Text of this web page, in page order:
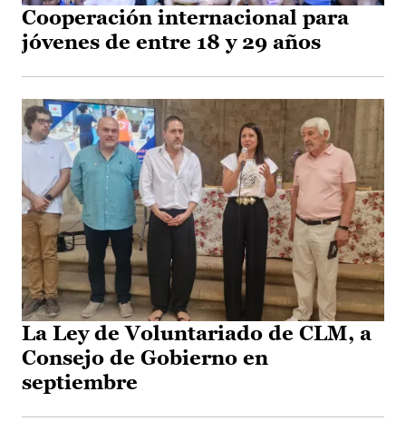
Cooperación internacional para
jóvenes de entre 18 y 29 años
La Ley de Voluntariado de CLM, a
Consejo de Gobierno en
septiembre